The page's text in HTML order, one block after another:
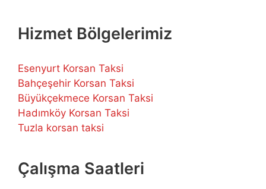
Hizmet Bölgelerimiz
Esenyurt Korsan Taksi
Bahçeşehir Korsan Taksi
Büyükçekmece Korsan Taksi
Hadımköy Korsan Taksi
Tuzla korsan taksi
Çalışma Saatleri